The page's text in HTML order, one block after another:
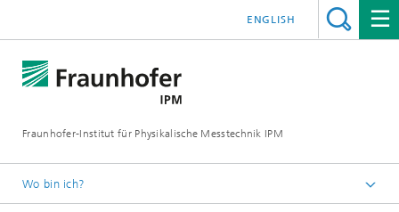
Fraunhofer-Institut für Physikalische Messtechnik IPM
ENGLISH
Wo bin ich?